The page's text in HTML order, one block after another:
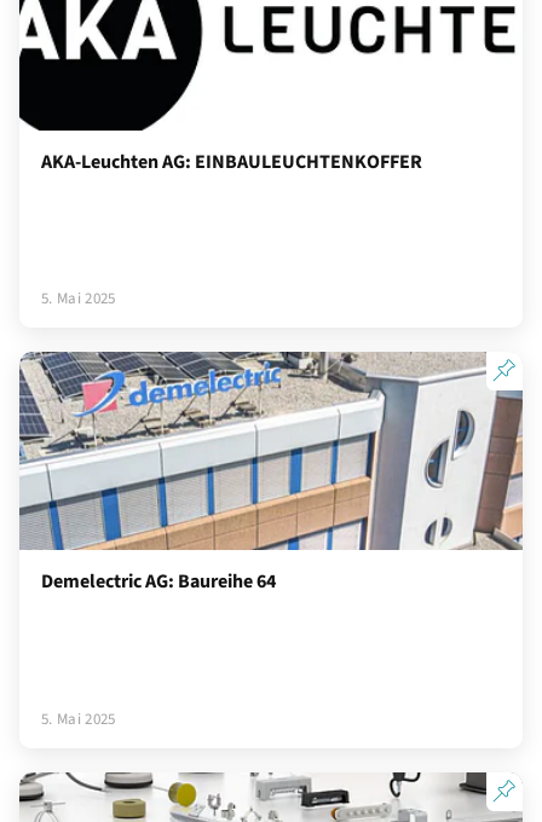
AKA-Leuchten AG: EINBAULEUCHTENKOFFER
5. Mai 2025
Demelectric AG: Baureihe 64
5. Mai 2025